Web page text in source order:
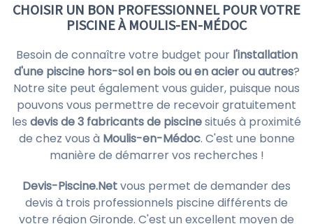
CHOISIR UN BON PROFESSIONNEL POUR VOTRE
PISCINE À MOULIS-EN-MÉDOC
Besoin de connaître votre budget pour l'installation
d'une piscine hors-sol en bois ou en acier ou autres?
Notre site peut également vous guider, puisque nous
pouvons vous permettre de recevoir gratuitement
les devis de 3 fabricants de piscinesitués à proximité
de chez vous à Moulis-en-Médoc. C'est une bonne
manière de démarrer vos recherches !
Devis-Piscine.Netvous permet de demander des
devis à trois professionnels piscine différents de
votre région Gironde. C'est un excellent moyen de